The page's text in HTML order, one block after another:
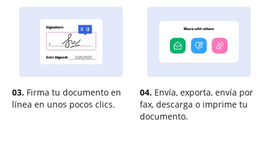
03. Firma tu documento en
línea en unos pocos clics.
04. Envía, exporta, envía por
fax, descarga o imprime tu
documento.